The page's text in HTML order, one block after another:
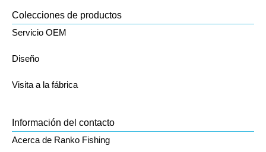
Colecciones de productos
Servicio OEM
Diseño
Visita a la fábrica
Información del contacto
Acerca de Ranko Fishing